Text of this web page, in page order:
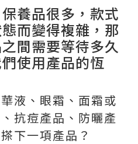
養品很多，款式
而變得複雜，那
間需要等待多久
使用產品的恆
液、眼霜、面霜或
抗痘產品、防曬產
下一項產品？